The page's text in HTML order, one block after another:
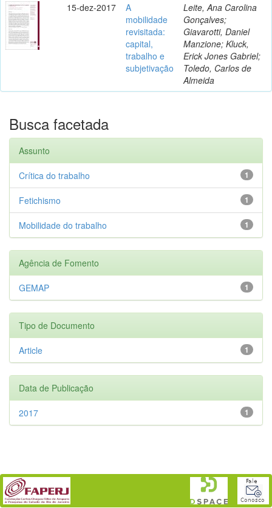
15-dez-2017
A
mobilidade
revisitada:
capital,
trabalho e
subjetivação
Leite, Ana Carolina
Gonçalves;
Giavarotti, Daniel
Manzione; Kluck,
Erick Jones Gabriel;
Toledo, Carlos de
Almeida
Busca facetada
Assunto
1
Crítica do trabalho
1
Fetichismo
1
Mobilidade do trabalho
Agência de Fomento
1
GEMAP
Tipo de Documento
1
Article
Data de Publicação
1
2017